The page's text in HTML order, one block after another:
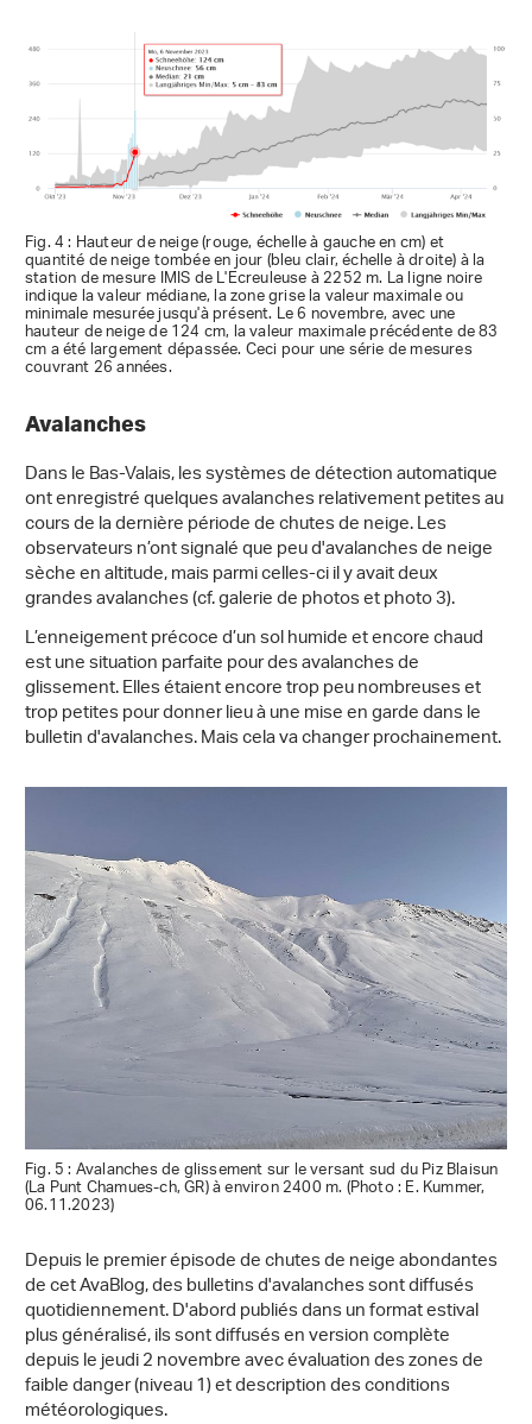
Fig. 4 : Hauteur de neige (rouge, échelle à gauche en cm) et
quantité de neige tombée en jour (bleu clair, échelle à droite) à la
station de mesure IMIS de L'Ecreuleuse à 2252 m. La ligne noire
indique la valeur médiane, la zone grise la valeur maximale ou
minimale mesurée jusqu'à présent. Le 6 novembre, avec une
hauteur de neige de 124 cm, la valeur maximale précédente de 83
cm a été largement dépassée. Ceci pour une série de mesures
couvrant 26 années.
Avalanches
Dans le Bas-Valais, les systèmes de détection automatique
ont enregistré quelques avalanches relativement petites au
cours de la dernière période de chutes de neige. Les
observateurs n’ont signalé que peu d'avalanches de neige
sèche en altitude, mais parmi celles-ci il y avait deux
grandes avalanches (cf. galerie de photos et photo 3).
L’enneigement précoce d’un sol humide et encore chaud
est une situation parfaite pour des avalanches de
glissement. Elles étaient encore trop peu nombreuses et
trop petites pour donner lieu à une mise en garde dans le
bulletin d'avalanches. Mais cela va changer prochainement.
Fig. 5 : Avalanches de glissement sur le versant sud du Piz Blaisun
(La Punt Chamues-ch, GR) à environ 2400 m. (Photo : E. Kummer,
06.11.2023)
Depuis le premier épisode de chutes de neige abondantes
de cet AvaBlog, des bulletins d'avalanches sont diffusés
quotidiennement. D'abord publiés dans un format estival
plus généralisé, ils sont diffusés en version complète
depuis le jeudi 2 novembre avec évaluation des zones de
faible danger (niveau 1) et description des conditions
météorologiques.